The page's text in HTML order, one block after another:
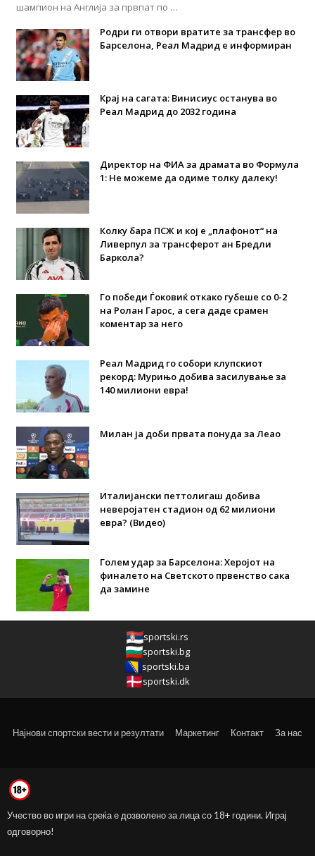
шампион на Англија за првпат по …
Родри ги отвори вратите за трансфер во
Барселона, Реал Мадрид е информиран
Крај на сагата: Винисиус останува во
Реал Мадрид до 2032 година
Директор на ФИА за драмата во Формула
1: Не можеме да одиме толку далеку!
Колку бара ПСЖ и кој е „плафонот“ на
Ливерпул за трансферот ан Бредли
Баркола?
Го победи Ѓоковиќ откако губеше со 0-2
на Ролан Гарос, а сега даде срамен
коментар за него
Реал Мадрид го собори клупскиот
рекорд: Мурињо добива засилување за
140 милиони евра!
Милан ја доби првата понуда за Леао
Италијански петтолигаш добива
неверојатен стадион од 62 милиони
евра? (Видео)
Голем удар за Барселона: Херојот на
финалето на Светското првенство сака
да замине
sportski.rs
sportski.bg
sportski.ba
sportski.dk
Најнови спортски вести и резултати Маркетинг Контакт За нас
Учество во игри на среќа е дозволено за лица со 18+ години. Играј
одговорно!